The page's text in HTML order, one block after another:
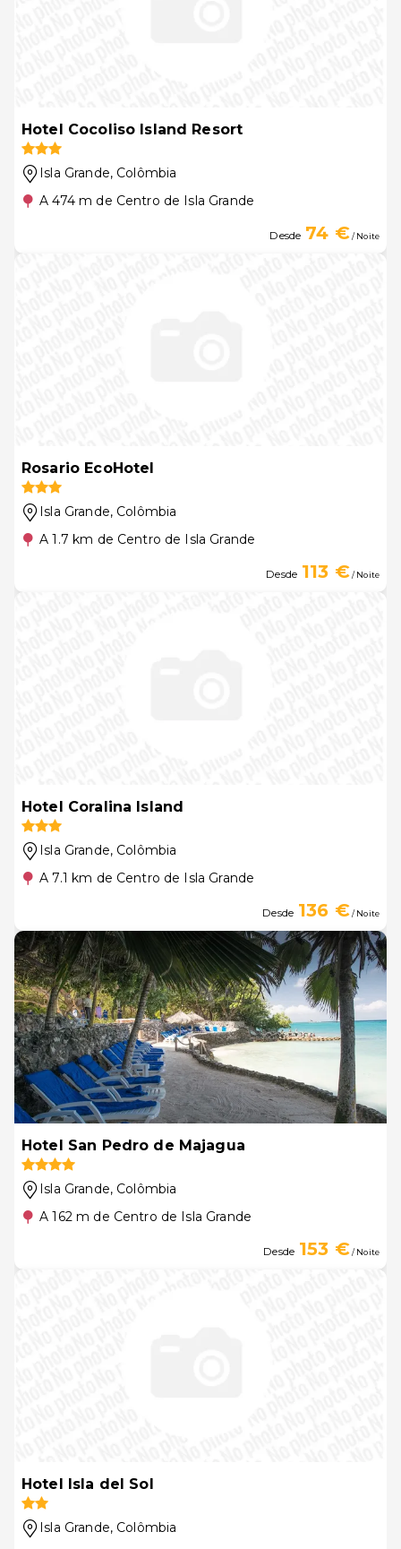
Hotel Cocoliso Island Resort
Isla Grande, Colômbia
A 474 m de Centro de Isla Grande
Desde 74 €/ Noite
Rosario EcoHotel
Isla Grande, Colômbia
A 1.7 km de Centro de Isla Grande
Desde 113 €/ Noite
Hotel Coralina Island
Isla Grande, Colômbia
A 7.1 km de Centro de Isla Grande
Desde 136 €/ Noite
Hotel San Pedro de Majagua
Isla Grande, Colômbia
A 162 m de Centro de Isla Grande
Desde 153 €/ Noite
Hotel Isla del Sol
Isla Grande, Colômbia